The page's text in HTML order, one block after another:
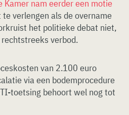
Kamer nam eerder een motie
verlengen als de overname
het politieke debat niet,
verbod.
van 2.100 euro
via een bodemprocedure
toetsing behoort wel nog tot